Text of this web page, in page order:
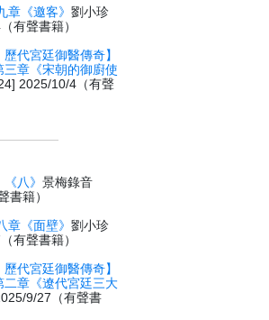
章《邀客》劉小珍
有聲書籍）
歷代宮廷御醫傳奇】
章《宋朝的御廚使
2025/10/4（有聲
《八》景梅錄音
書籍）
章《面壁》劉小珍
有聲書籍）
歷代宮廷御醫傳奇】
章《遼代宮廷三大
9/27（有聲書